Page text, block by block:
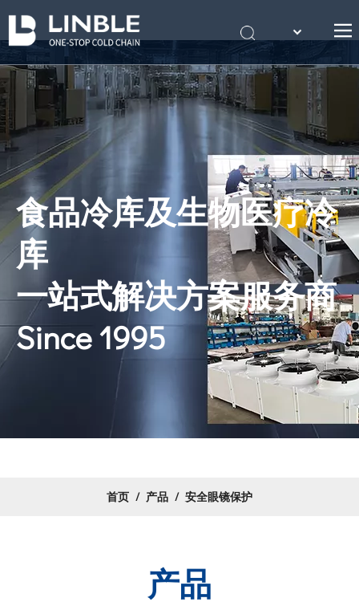
首页
关于我们
产品
案例
冷库知识
联系我们
English
Português
食品冷库及生物医疗冷
库
一站式解决方案服务商
Since 1995
首页 / 产品 / 安全眼镜保护
产品